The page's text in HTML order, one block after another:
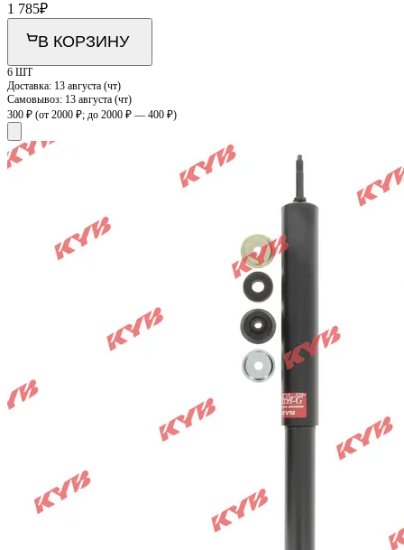
1 785₽
В КОРЗИНУ
6 ШТ
Доставка: 13 августа (чт)
Самовывоз: 13 августа (чт)
300 ₽ (от 2000 ₽; до 2000 ₽ — 400 ₽)